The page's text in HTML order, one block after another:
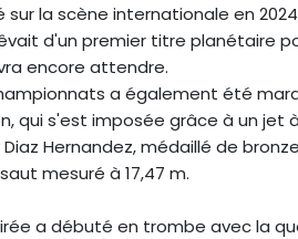
sur la scène internationale en
d'un premier titre planétaire
encore attendre.
a également été
qui s'est imposée grâce à un jet
Hernandez, médaillé de
mesuré à 17,47 m.
a débuté en trombe avec la